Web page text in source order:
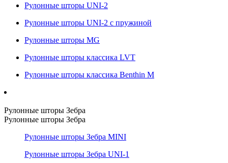
Рулонные шторы UNI-2
Рулонные шторы UNI-2 с пружиной
Рулонные шторы MG
Рулонные шторы классика LVT
Рулонные шторы классика Benthin M
Рулонные шторы Зебра
Рулонные шторы Зебра
Рулонные шторы Зебра MINI
Рулонные шторы Зебра UNI-1